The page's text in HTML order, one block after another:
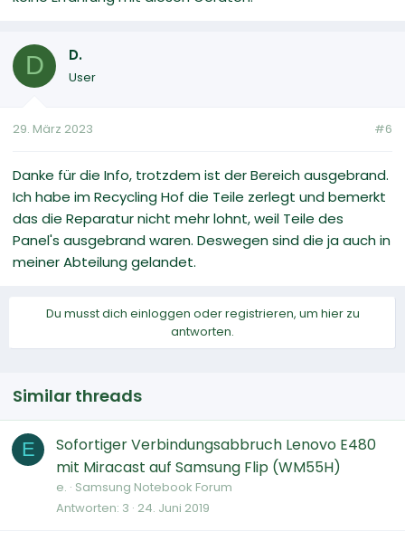
D D.
User
29. März 2023 #6
Danke für die Info, trotzdem ist der Bereich ausgebrand.
Ich habe im Recycling Hof die Teile zerlegt und bemerkt
das die Reparatur nicht mehr lohnt, weil Teile des
Panel's ausgebrand waren. Deswegen sind die ja auch in
meiner Abteilung gelandet.
Du musst dich einloggen oder registrieren, um hier zu
antworten.
Similar threads
E
Sofortiger Verbindungsabbruch Lenovo E480
mit Miracast auf Samsung Flip (WM55H)
e. Samsung Notebook Forum
Antworten 3 24. Juni 2019